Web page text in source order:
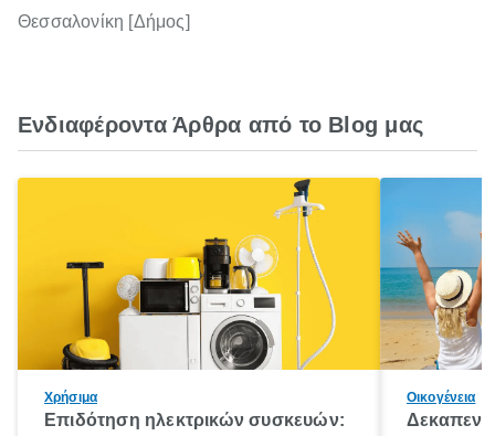
Θεσσαλονίκη [Δήμος]
Ενδιαφέροντα Άρθρα από το Blog μας
Χρήσιμα
Επιδότηση ηλεκτρικών συσκευών:
Οικογένεια